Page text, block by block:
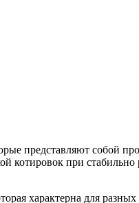
представляют собой
котировок при
характерна для